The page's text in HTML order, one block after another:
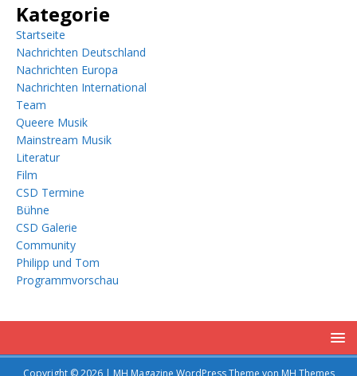
Kategorie
Startseite
Nachrichten Deutschland
Nachrichten Europa
Nachrichten International
Team
Queere Musik
Mainstream Musik
Literatur
Film
CSD Termine
Bühne
CSD Galerie
Community
Philipp und Tom
Programmvorschau
Copyright © 2026 | MH Magazine WordPress Theme von MH Themes